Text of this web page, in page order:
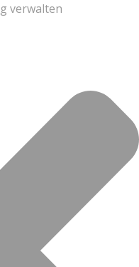
verwalten